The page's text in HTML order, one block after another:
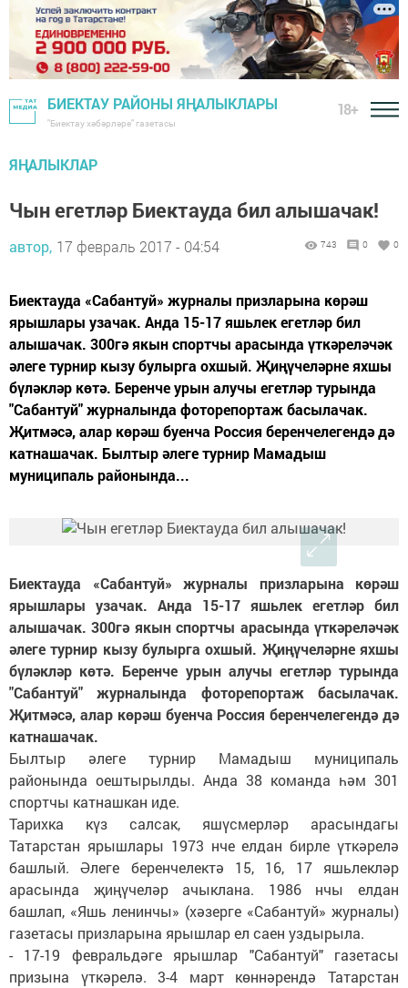
БИЕКТАУ РАЙОНЫ ЯҢАЛЫКЛАРЫ
"Биектау хәбәрләре" газетасы
18+
ЯҢАЛЫКЛАР
Чын егетләр Биектауда бил алышачак!
автор, 17 февраль 2017 - 04:54 743 0 0
Биектауда «Сабантуй» журналы призларына көрәш
ярышлары узачак. Анда 15-17 яшьлек егетләр бил
алышачак. 300гә якын спортчы арасында үткәреләчәк
әлеге турнир кызу булырга охшый. Җиңүчеләрне яхшы
бүләкләр көтә. Беренче урын алучы егетләр турында
"Сабантуй" журналында фоторепортаж басылачак.
Җитмәсә, алар көрәш буенча Россия беренчелегендә дә
катнашачак. Былтыр әлеге турнир Мамадыш
муниципаль районында...
Биектауда «Сабантуй» журналы призларына көрәш
ярышлары узачак. Анда 15-17 яшьлек егетләр бил
алышачак. 300гә якын спортчы арасында үткәреләчәк
әлеге турнир кызу булырга охшый. Җиңүчеләрне яхшы
бүләкләр көтә. Беренче урын алучы егетләр турында
"Сабантуй" журналында фоторепортаж басылачак.
Җитмәсә, алар көрәш буенча Россия беренчелегендә дә
катнашачак.
Былтыр әлеге турнир Мамадыш муниципаль
районында оештырылды. Анда 38 команда һәм 301
спортчы катнашкан иде.
Тарихка күз салсак, яшүсмерләр арасындагы
Татарстан ярышлары 1973 нче елдан бирле үткәрелә
башлый. Әлеге беренчелектә 15, 16, 17 яшьлекләр
арасында җиңүчеләр ачыклана. 1986 нчы елдан
башлап, «Яшь ленинчы» (хәзерге «Сабантуй» журналы)
газетасы призларына ярышлар ел саен уздырыла.
- 17-19 февральдәге ярышлар "Сабантуй" газетасы
призына үткәрелә. 3-4 март көннәрендә Татарстан